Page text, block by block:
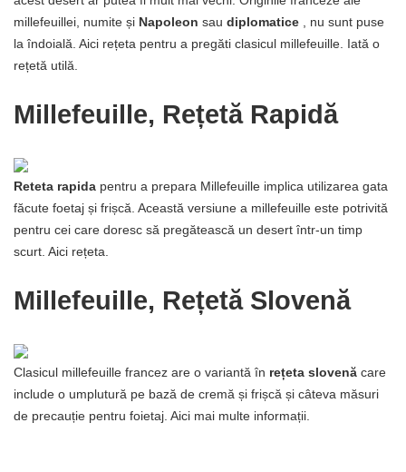
millefeuillei, numite și Napoleon sau diplomatice , nu sunt puse
la îndoială. Aici rețeta pentru a pregăti clasicul millefeuille. Iată o
rețetă utilă.
Millefeuille, Rețetă Rapidă
Reteta rapida pentru a prepara Millefeuille implica utilizarea gata
făcute foetaj și frișcă. Această versiune a millefeuille este potrivită
pentru cei care doresc să pregătească un desert într-un timp
scurt. Aici rețeta.
Millefeuille, Rețetă Slovenă
Clasicul millefeuille francez are o variantă în rețeta slovenă care
include o umplutură pe bază de cremă și frișcă și câteva măsuri
de precauție pentru foietaj. Aici mai multe informații.